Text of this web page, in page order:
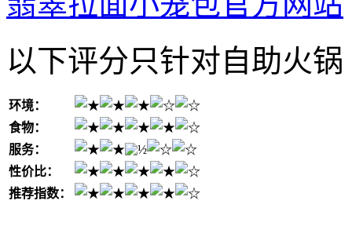
以下评分只针对自助火锅
环境：
食物：
服务：
性价比：
推荐指数：